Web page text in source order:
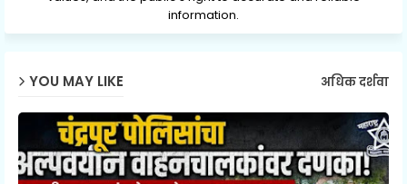
information.
YOU MAY LIKE अधिक दर्शवा